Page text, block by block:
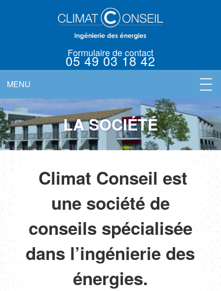
Formulaire de contact
05 49 03 18 42
MENU
LA SOCIÉTÉ
L'ÉQUIPE
ACTIVITÉS
QUALIFICATIONS
RÉFÉRENCES
NOUS
REJOINDRE
CONTACT
ACTUALITÉS
LA SOCIÉTÉ
Climat Conseil est
une société de
conseils spécialisée
dans l’ingénierie des
énergies.